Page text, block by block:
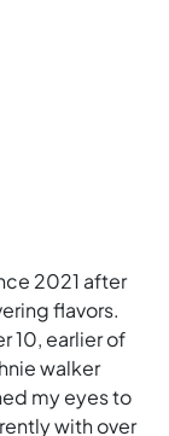
2021 after
flavors.
10, earlier of
walker
my eyes to
with over